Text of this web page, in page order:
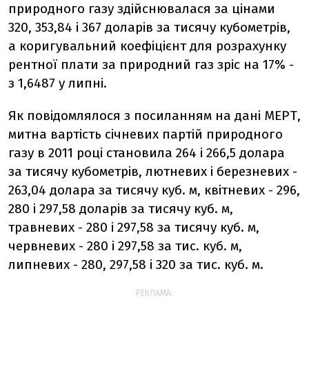
природного газу здійснювалася за цінами
320, 353,84 і 367 доларів за тисячу кубометрів,
а коригувальний коефіцієнт для розрахунку
рентної плати за природний газ зріс на 17% -
з 1,6487 у липні.
Як повідомлялося з посиланням на дані МЕРТ,
митна вартість січневих партій природного
газу в 2011 році становила 264 і 266,5 долара
за тисячу кубометрів, лютневих і березневих -
263,04 долара за тисячу куб. м, квітневих - 296,
280 і 297,58 доларів за тисячу куб. м,
травневих - 280 і 297,58 за тисячу куб. м,
червневих - 280 і 297,58 за тис. куб. м,
липневих - 280, 297,58 і 320 за тис. куб. м.
РЕКЛАМА: